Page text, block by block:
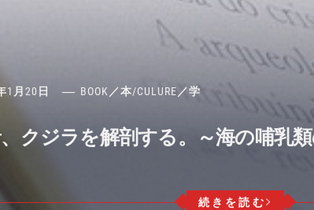
1月20日 BOOK／本/CULURE／学
クジラを解剖する。～海の哺乳
続きを読む